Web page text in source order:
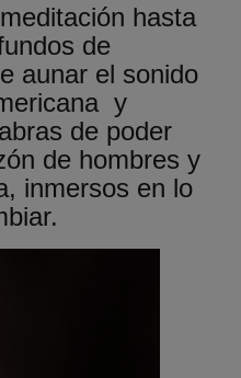
hasta
de
aunar el sonido
y
de poder
de hombres y
inmersos en lo